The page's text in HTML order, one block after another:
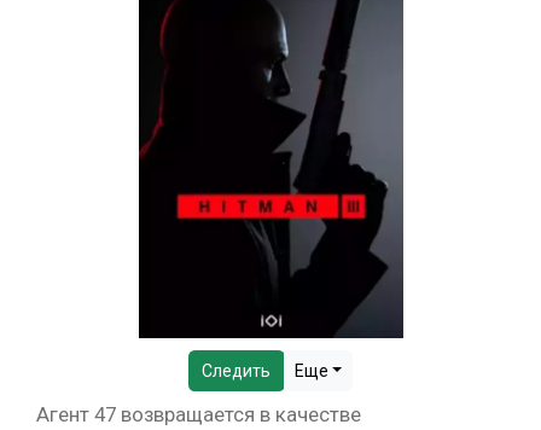
Следить Еще
Агент 47 возвращается в качестве